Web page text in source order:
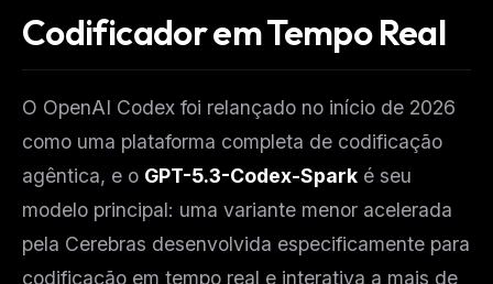
Codificador em Tempo Real
O OpenAI Codex foi relançado no início de 2026
como uma plataforma completa de codificação
agêntica, e o GPT-5.3-Codex-Spark é seu
modelo principal: uma variante menor acelerada
pela Cerebras desenvolvida especificamente para
codificação em tempo real e interativa a mais de